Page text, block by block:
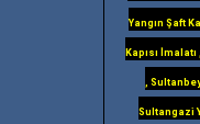
Yangın Şaft
Kapısı
,
Sultangazi